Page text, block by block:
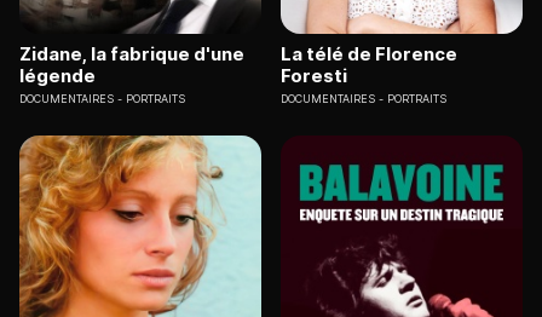
Zidane, la fabrique d'une
légende
DOCUMENTAIRES PORTRAITS
La télé de Florence
Foresti
DOCUMENTAIRES PORTRAITS